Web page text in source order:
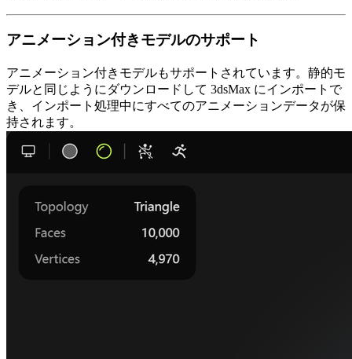
アニメーション付きモデルのサポート
アニメーション付きモデルもサポートされています。静的モ
デルと同じようにダウンロードして 3dsMax にインポートで
き、インポート処理中にすべてのアニメーションデータが保
持されます。